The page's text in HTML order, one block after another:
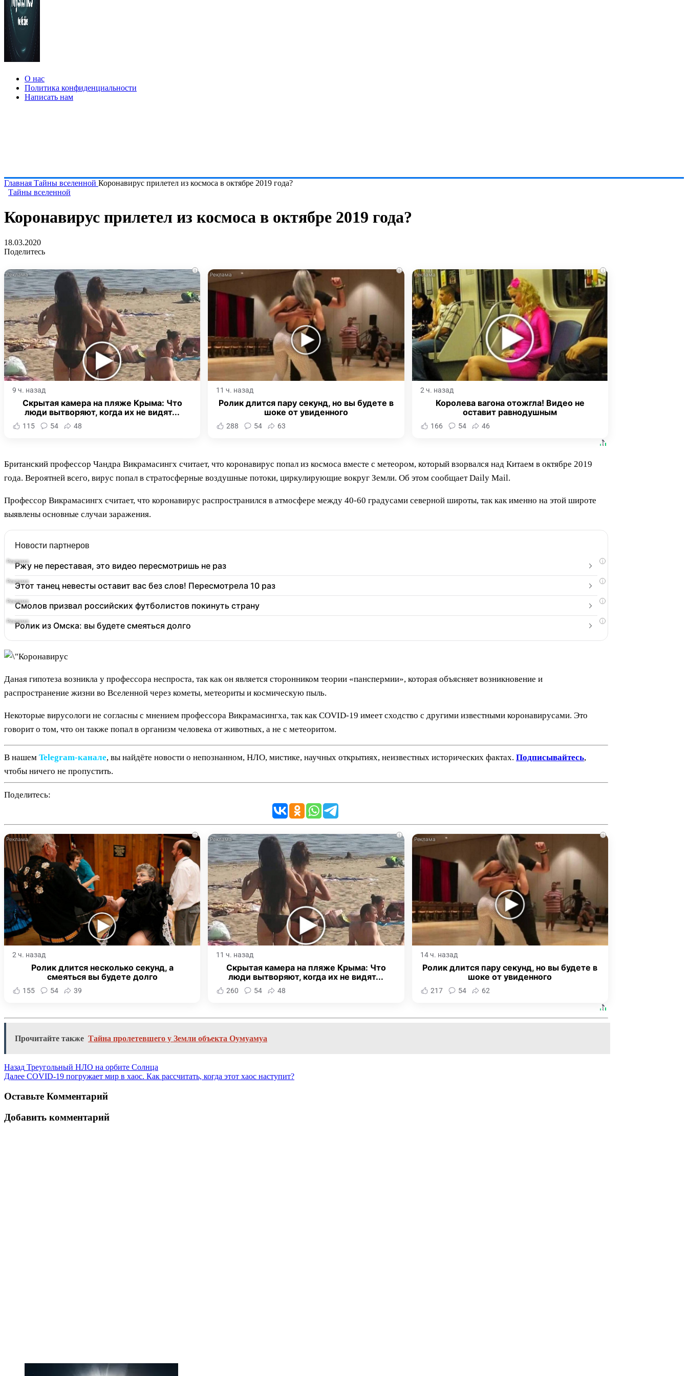
О нас
Политика конфиденциальности
Написать нам
Главная Тайны вселенной Коронавирус прилетел из космоса в октябре 2019 года?
Тайны вселенной
Коронавирус прилетел из космоса в октябре 2019 года?
18.03.2020
Поделитесь
i
9 ч. назад
Скрытая камера на пляже Крыма: Что
люди вытворяют, когда их не видят...
115 54 48
i
11 ч. назад
Ролик длится пару секунд, но вы будете в
шоке от увиденного
288 54 63
i
2 ч. назад
Королева вагона отожгла! Видео не
оставит равнодушным
166 54 46
Британский профессор Чандра Викрамасингх считает, что коронавирус попал из космоса вместе с метеором, который взорвался над Китаем в октябре 2019
года. Вероятней всего, вирус попал в стратосферные воздушные потоки, циркулирующие вокруг Земли. Об этом сообщает Daily Mail.
Профессор Викрамасингх считает, что коронавирус распространился в атмосфере между 40-60 градусами северной широты, так как именно на этой широте
выявлены основные случаи заражения.
Новости партнеров
i
Ржу не переставая, это видео пересмотришь не раз
i
Этот танец невесты оставит вас без слов! Пересмотрела 10 раз
i
Смолов призвал российских футболистов покинуть страну
i
Ролик из Омска: вы будете смеяться долго
Даная гипотеза возникла у профессора неспроста, так как он является сторонником теории «панспермии», которая объясняет возникновение и
распространение жизни во Вселенной через кометы, метеориты и космическую пыль.
Некоторые вирусологи не согласны с мнением профессора Викрамасингха, так как COVID-19 имеет сходство с другими известными коронавирусами. Это
говорит о том, что он также попал в организм человека от животных, а не с метеоритом.
В нашем Telegram‑канале, вы найдёте новости о непознанном, НЛО, мистике, научных открытиях, неизвестных исторических фактах. Подписывайтесь,
чтобы ничего не пропустить.
Поделитесь:
i
2 ч. назад
Ролик длится несколько секунд, а
смеяться вы будете долго
155 54 39
i
11 ч. назад
Скрытая камера на пляже Крыма: Что
люди вытворяют, когда их не видят...
260 54 48
i
14 ч. назад
Ролик длится пару секунд, но вы будете в
шоке от увиденного
217 54 62
Прочитайте также Тайна пролетевшего у Земли объекта Оумуамуа
Назад Треугольный НЛО на орбите Солнца
Далее COVID-19 погружает мир в хаос. Как рассчитать, когда этот хаос наступит?
Оставьте Комментарий
Добавить комментарий